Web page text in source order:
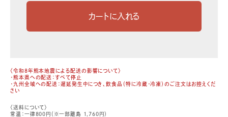
〈令和8年熊本地震による配送の影響について〉
・熊本県への配送：すべて停止
・九州全域への配送：遅延発生中につき、飲食品（特に冷蔵・冷凍）のご注文はお控えくだ
さい
〈送料について〉
常温：一律800円（※一部離島 1,760円）